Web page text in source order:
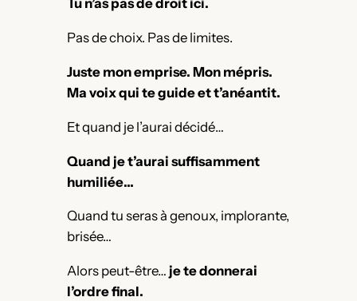
Tu n’as pas de droit ici.
Pas de choix. Pas de limites.
Juste mon emprise. Mon mépris.
Ma voix qui te guide et t’anéantit.
Et quand je l’aurai décidé…
Quand je t’aurai suffisamment
humiliée…
Quand tu seras à genoux, implorante,
brisée…
Alors peut-être… je te donnerai
l’ordre final.